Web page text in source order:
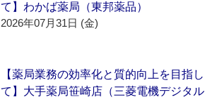
て】わかば薬局（東邦薬品）
2026年07月31日 (金)
【薬局業務の効率化と質的向上を目指し
て】大手薬局笹崎店（三菱電機デジタル